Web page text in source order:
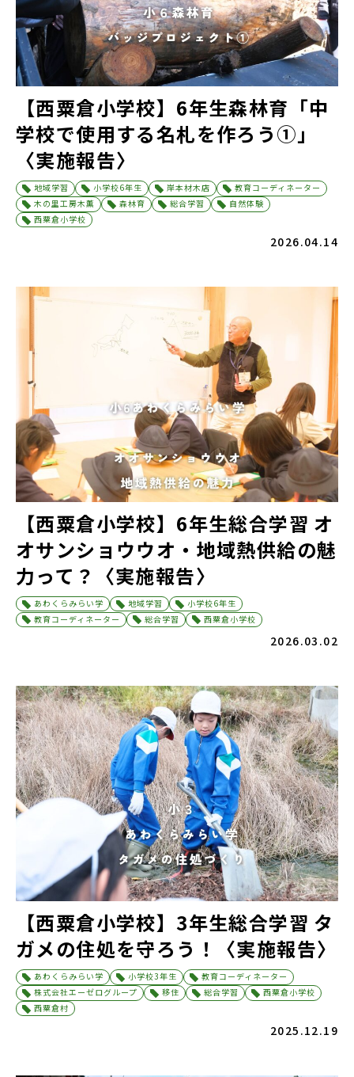
【西粟倉小学校】6年生森林育「中
学校で使用する名札を作ろう①」
〈実施報告〉
地域学習 小学校6年生 岸本材木店
教育コーディネーター
木の里工房木薫
森林育 総合学習
自然体験
西粟倉小学校
2026.04.14
【西粟倉小学校】6年生総合学習 オ
オサンショウウオ・地域熱供給の魅
力って？〈実施報告〉
あわくらみらい学 地域学習
小学校6年生
教育コーディネーター
総合学習 西粟倉小学校
2026.03.02
【西粟倉小学校】3年生総合学習 タ
ガメの住処を守ろう！〈実施報告〉
あわくらみらい学 小学校3年生
教育コーディネーター
株式会社エーゼログループ
移住 総合学習
西粟倉小学校
西粟倉村
2025.12.19